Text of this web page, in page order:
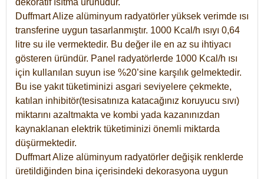
dekoratif ısıtma ürünüdür.
Duffmart Alize alüminyum radyatörler yüksek verimde ısı
transferine uygun tasarlanmıştır. 1000 Kcal/h ısıyı 0,64
litre su ile vermektedir. Bu değer ile en az su ihtiyacı
gösteren üründür. Panel radyatörlerde 1000 Kcal/h ısı
için kullanılan suyun ise %20’sine karşılık gelmektedir.
Bu ise yakıt tüketiminizi asgari seviyelere çekmekte,
katılan inhibitör(tesisatınıza katacağınız koruyucu sıvı)
miktarını azaltmakta ve kombi yada kazanınızdan
kaynaklanan elektrik tüketiminizi önemli miktarda
düşürmektedir.
Duffmart Alize alüminyum radyatörler değişik renklerde
üretildiğinden bina içerisindeki dekorasyona uygun